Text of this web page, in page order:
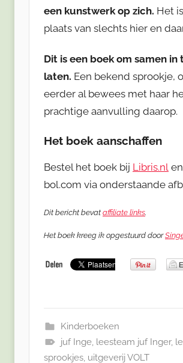
een kunstwerk op zich. Het
plaats van slechts hier en
Dit is een boek om samen
laten. Een bekend sprookje,
eerder al bewees met haar
prachtige aanvulling daarop.
Het boek aanschaffen
Bestel het boek bij Libris.nl
bol.com via onderstaande
Dit bericht bevat affiliate links.
Het boek kreeg ik opgestuurd door
Kinderboeken
juf Inge, leesteam juf Inger,
sprookjes, uitgeverij VOLT